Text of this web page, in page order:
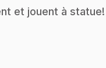
et jouent à statue!